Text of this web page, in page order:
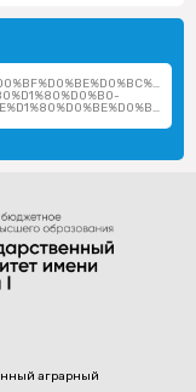
%D1%84%D0%B5%D0%B4%D0%BE%D1%80%D0%BE%D0%B2%D0%BD%D0%B0/
аграрный